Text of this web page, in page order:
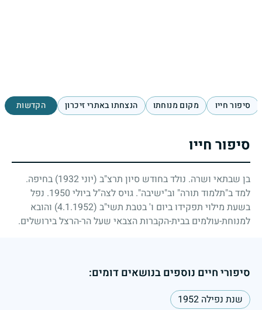
סיפור חייו מקום מנוחתו הנצחתו באתרי זיכרון הקדשות
סיפור חייו
בן שבתאי ושרה. נולד בחודש סיון תרצ"ב (יוני1932) בחיפה.
למד ב"תלמוד תורה" וב"ישיבה". גויס לצה"ל ביולי 1950. נפל
בשעת מילוי תפקידו ביום ו' בטבת תשי"ב (4.1.1952)
והובא
למנוחת-עולמים בבית-הקברות הצבאי שעל הר-הרצל בירושלים.
סיפורי חיים נוספים בנושאים דומים:
שנת נפילה 1952